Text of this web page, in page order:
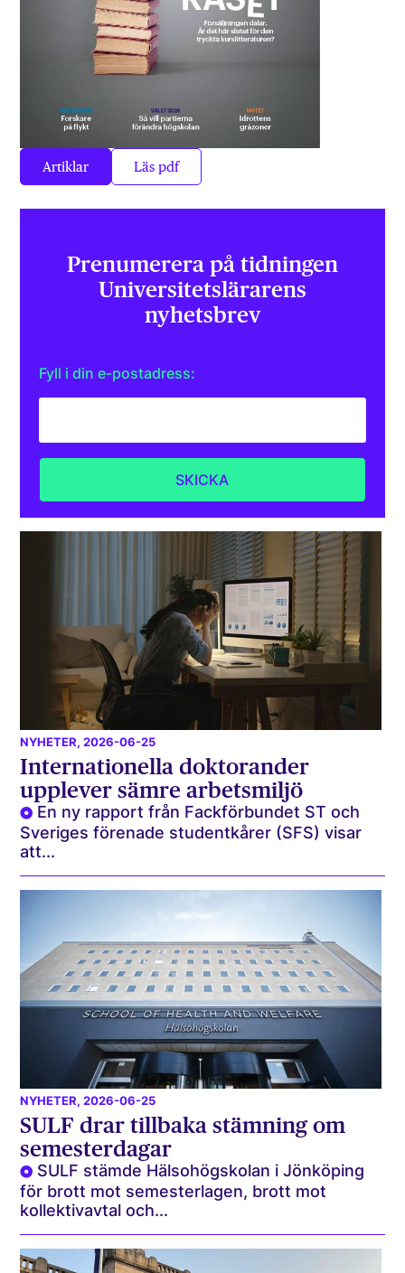
Artiklar Läs pdf
Prenumerera på tidningen
Universitets­lärarens
nyhetsbrev
Fyll i din e-postadress:
NYHETER, 2026-06-25
Internationella doktorander
upplever sämre arbetsmiljö
En ny rapport från Fackförbundet ST och
Sveriges förenade studentkårer (SFS) visar
att...
NYHETER, 2026-06-25
SULF drar tillbaka stämning om
semesterdagar
SULF stämde Hälsohögskolan i Jönköping
för brott mot semesterlagen, brott mot
kollektivavtal och...